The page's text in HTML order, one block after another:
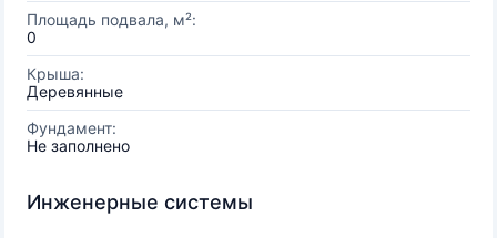
Площадь подвала, м²:
0
Крыша:
Деревянные
Фундамент:
Не заполнено
Инженерные системы